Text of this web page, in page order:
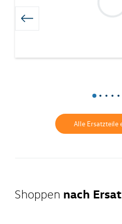
Alle Ersatzteile
Shoppen nach